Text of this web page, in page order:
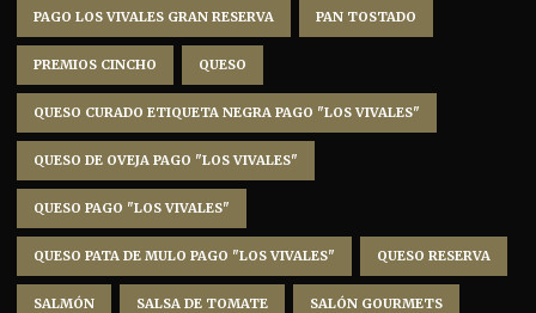
PAGO LOS VIVALES GRAN RESERVA PAN TOSTADO
PREMIOS CINCHO QUESO
QUESO CURADO ETIQUETA NEGRA PAGO "LOS VIVALES"
QUESO DE OVEJA PAGO "LOS VIVALES"
QUESO PAGO "LOS VIVALES"
QUESO PATA DE MULO PAGO "LOS VIVALES" QUESO RESERVA
SALMÓN SALSA DE TOMATE SALÓN GOURMETS